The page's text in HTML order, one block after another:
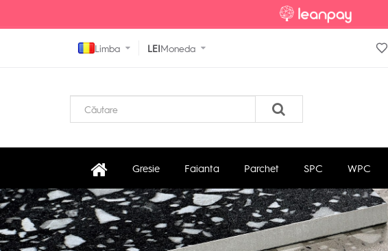
Limba LEIMoneda
Gresie Faianta Parchet SPC WPC